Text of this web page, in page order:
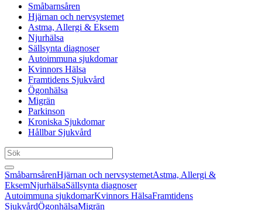
Småbarnsåren
Hjärnan och nervsystemet
Astma, Allergi & Eksem
Njurhälsa
Sällsynta diagnoser
Autoimmuna sjukdomar
Kvinnors Hälsa
Framtidens Sjukvård
Ögonhälsa
Migrän
Parkinson
Kroniska Sjukdomar
Hållbar Sjukvård
SmåbarnsårenHjärnan och nervsystemetAstma, Allergi &
EksemNjurhälsaSällsynta diagnoser
Autoimmuna sjukdomarKvinnors HälsaFramtidens
SjukvårdÖgonhälsaMigrän